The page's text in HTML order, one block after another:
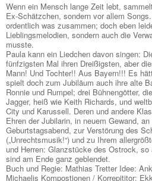
Wenn ein Mensch lange Zeit lebt,
Ex-Schätzchen, sondern vor allem
ordentlich was zusammen; doch eben
Lieblingsmelodien, sondern auch die
musste.
Paula kann ein Liedchen davon singen:
fünfzigsten Mal ihren Dreißigsten, aber
Mann! Und Tochter!! Aus Bayern!!! Es
spielt doch zum Jubiläum auch ihre alte
Ronnie und Rumpel; drei Bühnengötter,
Jagger, heiß wie Keith Richards, und
City und Karussell. Deren und andere
Ehren der Jubilarin, in neuem Gewand,
Geburtstagsabend, zur Verstörung des
(„Unrechtsmusik!“) und zu Ihrem
und Herren: Glanzstücke des Ostrock,
sind am Ende ganz geblendet.
Buch und Regie: Mathias Tretter Idee:
Michaelis Kompostionen / Korrepititor: